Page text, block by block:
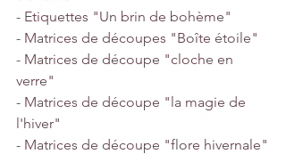
- Etiquettes "Un brin de bohème"
- Matrices de découpes "Boîte étoile"
- Matrices de découpe "cloche en
verre"
- Matrices de découpe "la magie de
l'hiver"
- Matrices de découpe "flore hivernale"